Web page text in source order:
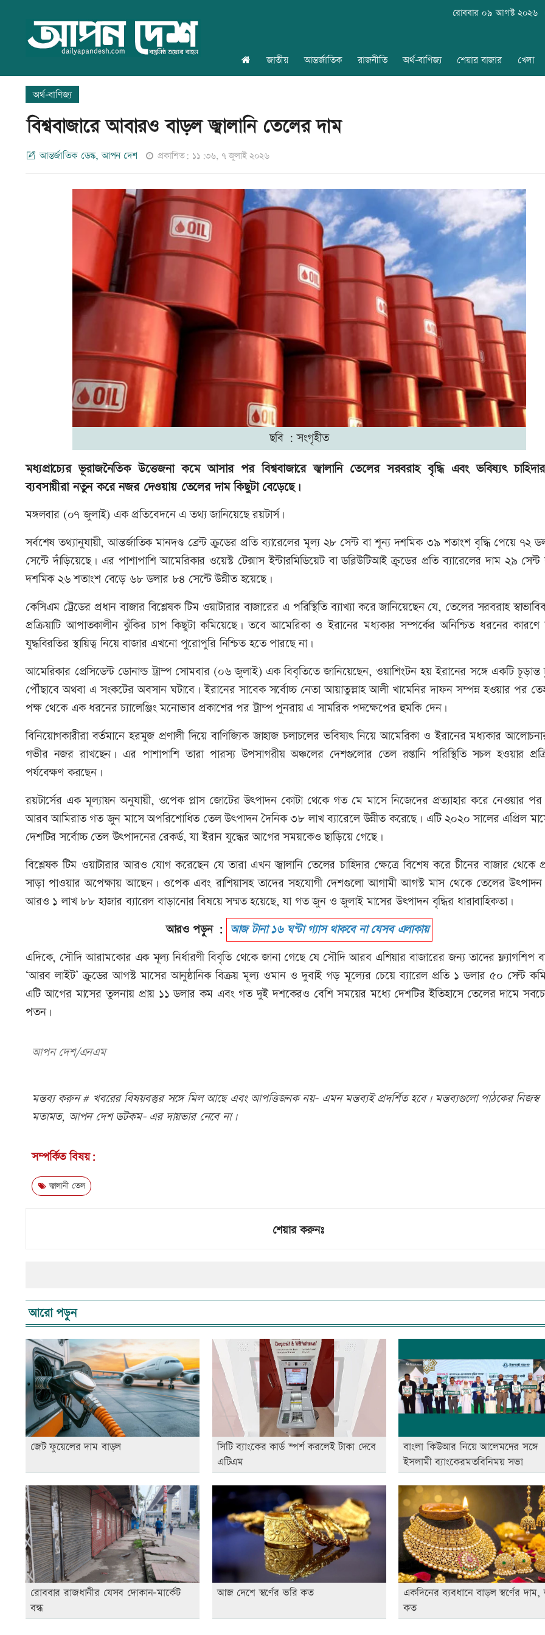
রোববার ০৯ আগস্ট ২০২৬
জাতীয় আন্তর্জাতিক রাজনীতি অর্থ-বাণিজ্য শেয়ার বাজার খেলা
অর্থ-বাণিজ্য
বিশ্ববাজারে আবারও বাড়ল জ্বালানি তেলের দাম
আন্তর্জাতিক ডেস্ক, আপন দেশ প্রকাশিত: ১১:৩৬, ৭ জুলাই ২০২৬
ছবি : সংগৃহীত
মধ্যপ্রাচ্যের ভূরাজনৈতিক উত্তেজনা কমে আসার পর বিশ্ববাজারে জ্বালানি তেলের সরবরাহ বৃদ্ধি এবং ভবিষ্যৎ
ব্যবসায়ীরা নতুন করে নজর দেওয়ায় তেলের দাম কিছুটা বেড়েছে।
মঙ্গলবার (০৭ জুলাই) এক প্রতিবেদনে এ তথ্য জানিয়েছে রয়টার্স।
সর্বশেষ তথ্যানুযায়ী, আন্তর্জাতিক মানদণ্ড ব্রেন্ট ক্রুডের প্রতি ব্যারেলের মূল্য ২৮ সেন্ট বা শূন্য দশমিক ৩৯ শতাংশ বৃদ্ধি পেয়ে ৭২
সেন্টে দাঁড়িয়েছে। এর পাশাপাশি আমেরিকার ওয়েস্ট টেক্সাস ইন্টারমিডিয়েট বা ডব্লিউটিআই ক্রুডের প্রতি ব্যারেলের দাম ২৯ সেন্ট
দশমিক ২৬ শতাংশ বেড়ে ৬৮ ডলার ৮৪ সেন্টে উন্নীত হয়েছে।
কেসিএম ট্রেডের প্রধান বাজার বিশ্লেষক টিম ওয়াটারার বাজারের এ পরিস্থিতি ব্যাখ্যা করে জানিয়েছেন যে, তেলের সরবরাহ
প্রক্রিয়াটি আপাতকালীন ঝুঁকির চাপ কিছুটা কমিয়েছে। তবে আমেরিকা ও ইরানের মধ্যকার সম্পর্কের অনিশ্চিত ধরনের কারণে
যুদ্ধবিরতির স্থায়িত্ব নিয়ে বাজার এখনো পুরোপুরি নিশ্চিত হতে পারছে না।
আমেরিকার প্রেসিডেন্ট ডোনাল্ড ট্রাম্প সোমবার (০৬ জুলাই) এক বিবৃতিতে জানিয়েছেন, ওয়াশিংটন হয় ইরানের সঙ্গে একটি চূড়ান্ত
পৌঁছাবে অথবা এ সংকটের অবসান ঘটাবে। ইরানের সাবেক সর্বোচ্চ নেতা আয়াতুল্লাহ আলী খামেনির দাফন সম্পন্ন হওয়ার পর
পক্ষ থেকে এক ধরনের চ্যালেঞ্জিং মনোভাব প্রকাশের পর ট্রাম্প পুনরায় এ সামরিক পদক্ষেপের হুমকি দেন।
বিনিয়োগকারীরা বর্তমানে হরমুজ প্রণালী দিয়ে বাণিজ্যিক জাহাজ চলাচলের ভবিষ্যৎ নিয়ে আমেরিকা ও ইরানের মধ্যকার
গভীর নজর রাখছেন। এর পাশাপাশি তারা পারস্য উপসাগরীয় অঞ্চলের দেশগুলোর তেল রপ্তানি পরিস্থিতি সচল হওয়ার
পর্যবেক্ষণ করছেন।
রয়টার্সের এক মূল্যায়ন অনুযায়ী, ওপেক প্লাস জোটের উৎপাদন কোটা থেকে গত মে মাসে নিজেদের প্রত্যাহার করে নেওয়ার
আরব আমিরাত গত জুন মাসে অপরিশোধিত তেল উৎপাদন দৈনিক ৩৮ লাখ ব্যারেলে উন্নীত করেছে। এটি ২০২০ সালের এপ্রিল
দেশটির সর্বোচ্চ তেল উৎপাদনের রেকর্ড, যা ইরান যুদ্ধের আগের সময়কেও ছাড়িয়ে গেছে।
বিশ্লেষক টিম ওয়াটারার আরও যোগ করেছেন যে তারা এখন জ্বালানি তেলের চাহিদার ক্ষেত্রে বিশেষ করে চীনের বাজার থেকে
সাড়া পাওয়ার অপেক্ষায় আছেন। ওপেক এবং রাশিয়াসহ তাদের সহযোগী দেশগুলো আগামী আগস্ট মাস থেকে তেলের উৎপাদন
আরও ১ লাখ ৮৮ হাজার ব্যারেল বাড়ানোর বিষয়ে সম্মত হয়েছে, যা গত জুন ও জুলাই মাসের উৎপাদন বৃদ্ধির ধারাবাহিকতা।
আরও পড়ুন : আজ টানা ১৬ ঘণ্টা গ্যাস থাকবে না যেসব এলাকায়
এদিকে, সৌদি আরামকোর এক মূল্য নির্ধারণী বিবৃতি থেকে জানা গেছে যে সৌদি আরব এশিয়ার বাজারের জন্য তাদের ফ্ল্যাগশিপ
‘আরব লাইট’ ক্রুডের আগস্ট মাসের আনুষ্ঠানিক বিক্রয় মূল্য ওমান ও দুবাই গড় মূল্যের চেয়ে ব্যারেল প্রতি ১ ডলার ৫০ সেন্ট
এটি আগের মাসের তুলনায় প্রায় ১১ ডলার কম এবং গত দুই দশকেরও বেশি সময়ের মধ্যে দেশটির ইতিহাসে তেলের দামে
পতন।
আপন দেশ/এনএম
মন্তব্য করুন # খবরের বিষয়বস্তুর সঙ্গে মিল আছে এবং আপত্তিজনক নয়- এমন মন্তব্যই প্রদর্শিত হবে। মন্তব্যগুলো পাঠকের নিজস্ব
মতামত, আপন দেশ ডটকম- এর দায়ভার নেবে না।
সম্পর্কিত বিষয়:
জ্বালানী তেল
শেয়ার করুনঃ
আরো পড়ুন
জেট ফুয়েলের দাম বাড়ল
সিটি ব্যাংকের কার্ড স্পর্শ করলেই টাকা দেবে
এটিএম
বাংলা কিউআর নিয়ে আলেমদের সঙ্গে
ইসলামী ব্যাংকেরমতবিনিময় সভা
রোববার রাজধানীর যেসব দোকান-মার্কেট
বন্ধ
আজ দেশে স্বর্ণের ভরি কত
একদিনের ব্যবধানে বাড়ল স্বর্ণের দাম,
কত